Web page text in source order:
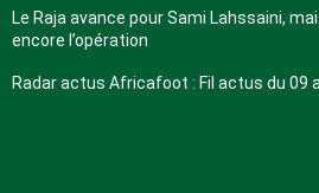
Le Raja avance pour Sami Lahssaini,
encore l’opération
Radar actus Africafoot : Fil actus du 09